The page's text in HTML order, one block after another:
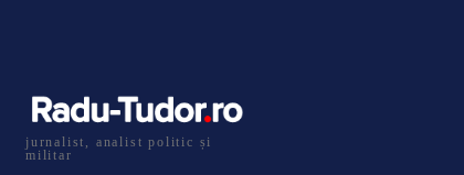
jurnalist, analist politic și
militar